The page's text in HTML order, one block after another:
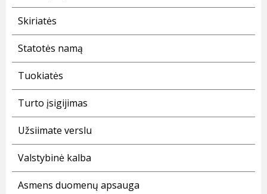
Skiriatės
Statotės namą
Tuokiatės
Turto įsigijimas
Užsiimate verslu
Valstybinė kalba
Asmens duomenų apsauga